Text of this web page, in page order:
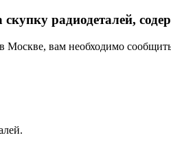
радиодеталей,
Москве, вам необходимо